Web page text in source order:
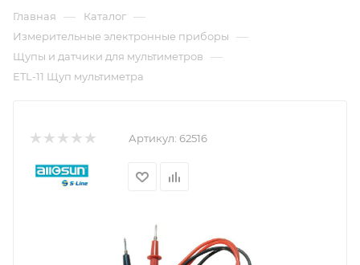
Главная — Каталог —
Измерительные электронные приборы —
Щупы и датчики для мультиметров —
ETL-11 Щуп мультиметра
Артикул: 62516